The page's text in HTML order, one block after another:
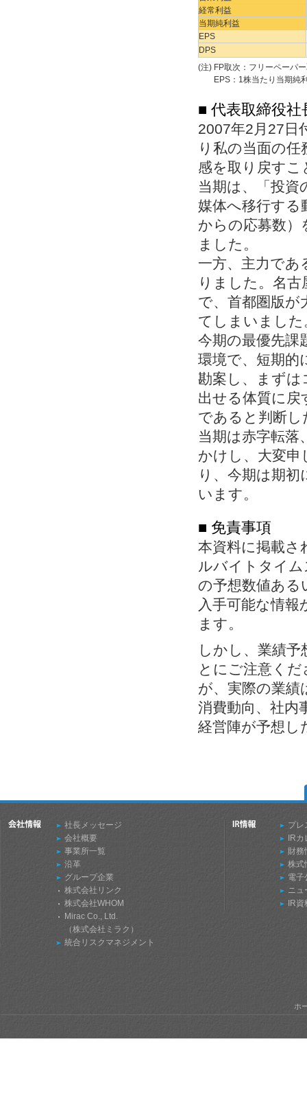
経常利益
当期純利益
EPS
DPS
(注) FP取次：フリーペーパ
EPS：1株当たり当期純
■ 代表取締役
2007年2月27日
り私の当面の
感を取り戻す
当期は、「投資
媒体へ移行する
からの応募数）
ました。
一方、主力であ
りました。名
で、首都圏版が
てしまいました
今期の最優先課
環境で、短期的
勘案し、まずは
出せる体質に戻
であると判断
当期は赤字転落
かけし、大変申
り、今期は期
います。
■ 免責事項
本資料に掲載さ
ルバイトタイム
の予想数値ある
入手可能な情
ます。
しかし、業績
とにご注意く
が、実際の業績
消費動向、社内
経営陣が予想し
社長メッセージ
会社概要
事業所一覧
沿革
グループ企業
株式会社リンク
株式会社WHOM
Mirac Co., Ltd.
（株式会社ミラク）
統合リスクマネジメント
プレ
IR
財務
株式
電子
ニュ
IR
ホ